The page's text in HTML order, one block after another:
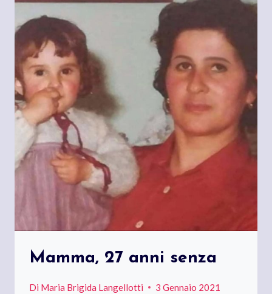
Mamma, 27 anni senza
Di Maria Brigida Langellotti 3 Gennaio 2021